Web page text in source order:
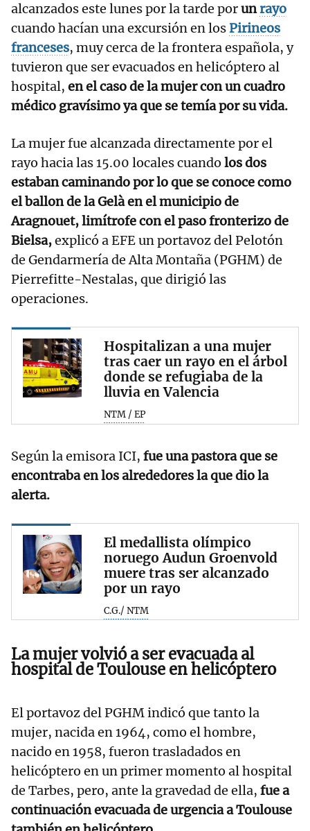
alcanzados este lunes por la tarde porunrayo
cuando hacían una excursión en losPirineos
franceses, muy cerca de la frontera española, y
tuvieron que ser evacuados en helicóptero al
hospital, en el caso de la mujer con un cuadro
médico gravísimo ya que se temía por su vida.
La mujer fue alcanzada directamente por el
rayo hacia las 15.00 locales cuando los dos
estaban caminando por lo que se conoce como
el ballon de la Gelà en el municipio de
Aragnouet, limítrofe con el paso fronterizo de
Bielsa,explicó a EFE un portavoz del Pelotón
de Gendarmería de Alta Montaña (PGHM) de
Pierrefitte-Nestalas, que dirigió las
operaciones.
Hospitalizan a una mujer
tras caer un rayo en el árbol
donde se refugiaba de la
lluvia en Valencia
NTM / EP
Según la emisora ICI, fue una pastora que se
encontraba en los alrededores la que dio la
alerta.
El medallista olímpico
noruego Audun Groenvold
muere tras ser alcanzado
por un rayo
C.G./ NTM
La mujer volvió a ser evacuada al
hospital de Toulouse en helicóptero
El portavoz del PGHM indicó que tanto la
mujer, nacida en 1964, como el hombre,
nacido en 1958, fueron trasladados en
helicóptero en un primer momento al hospital
de Tarbes, pero, ante la gravedad de ella, fue a
continuación evacuada de urgencia a Toulouse